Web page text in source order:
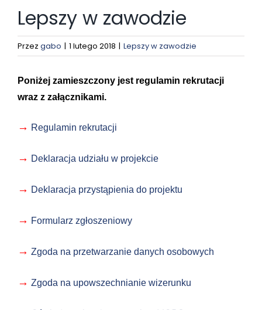
DOKUMENTY DO POBRANIA
STACJA KONTROLI POJAZDÓW
KONTAKT
Lepszy w zawodzie
Przez gabo | 1 lutego 2018 | Lepszy w zawodzie
Poniżej zamieszczony jest regulamin rekrutacji
wraz z załącznikami.
→ Regulamin rekrutacji
→ Deklaracja udziału w projekcie
→ Deklaracja przystąpienia do projektu
→ Formularz zgłoszeniowy
→ Zgoda na przetwarzanie danych osobowych
→ Zgoda na upowszechnianie wizerunku